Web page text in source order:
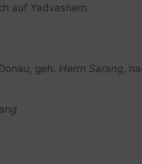
auf Yadvashem.
geh. Herrn Sarang,